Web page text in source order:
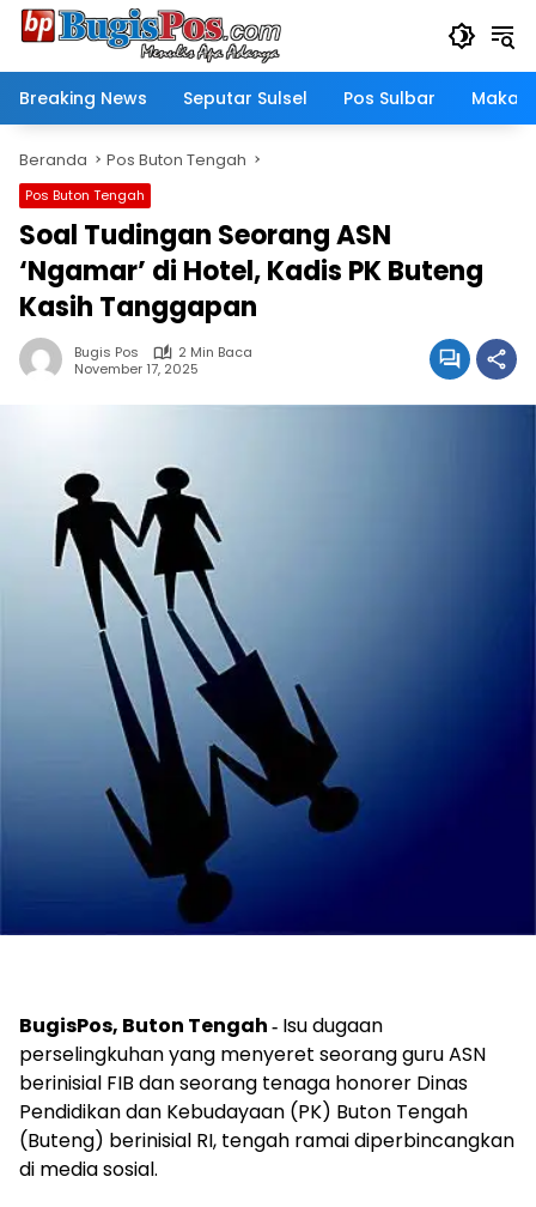
Langsung
Breaking News
Seputar Sulsel Pos Sulbar
Beranda Pos Buton Tengah
Pos Buton Tengah
Soal Tudingan Seorang ASN
‘Ngamar’ di Hotel, Kadis PK Buteng
Kasih Tanggapan
Bugis Pos
2 Min Baca
November 17, 2025
BugisPos, Buton Tengah ‐ Isu dugaan
perselingkuhan yang menyeret seorang guru ASN
berinisial FIB dan seorang tenaga honorer Dinas
Pendidikan dan Kebudayaan (PK) Buton Tengah
(Buteng) berinisial RI, tengah ramai diperbincangkan
di media sosial.